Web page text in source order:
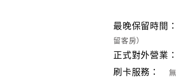
最晚保留時間：
留客房）
正式對外營業：
刷卡服務： 無